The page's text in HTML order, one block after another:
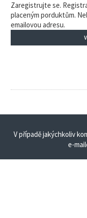
Zaregistrujte se.
placeným porduktům.
emailovou adresu.
V případě jakýchkoliv
e-